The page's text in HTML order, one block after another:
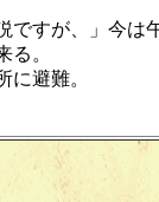
ですが、」今は
る。
に避難。